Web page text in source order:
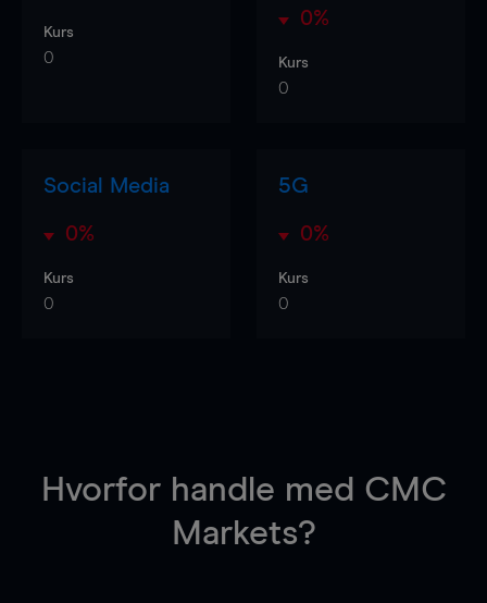
Kurs
0
0%
Kurs
0
Social Media
0%
Kurs
0
5G
0%
Kurs
0
Hvorfor handle med CMC
Markets?